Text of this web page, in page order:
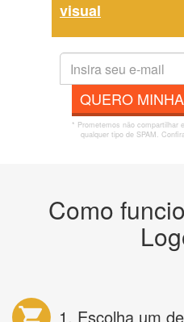
visual
QUERO
* Prometemos não compartilhar
qualquer tipo de SPAM.
Como
1. Escolha um